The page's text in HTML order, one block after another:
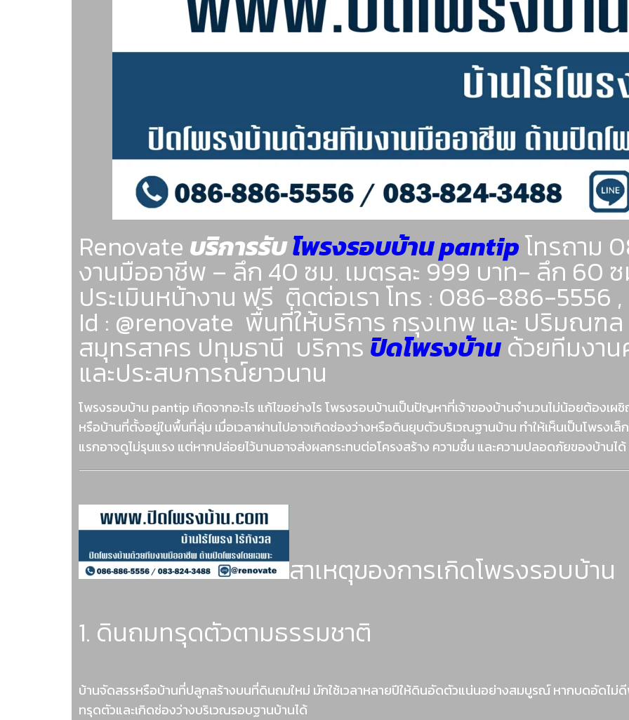
Renovate บริการรับโพรงรอบบ้าน pantipโทรถาม
งานมืออาชีพ – ลึก 40 ซม. เมตรละ 999 บาท- ลึก 60 ซ
ประเมินหน้างาน ฟรี ติดต่อเรา โทร : 086-886-
Id : @renovate พื้นที่ให้บริการ กรุงเทพ และ ปริมณฑ
สมุทรสาคร ปทุมธานี บริการ ปิดโพรงบ้านด้วยทีมงา
และประสบการณ์ยาวนาน
โพรงรอบบ้าน pantip เกิดจากอะไร แก้ไขอย่างไร โพรงรอบบ้านเป็นปัญหาที่เจ้าของบ้านจำนวนไม่น้อยต้องเ
หรือบ้านที่ตั้งอยู่ในพื้นที่ลุ่ม เมื่อเวลาผ่านไปอาจเกิดช่องว่างหรือดินยุบตัวบริเวณฐานบ้าน ทำให้เห็นเป็นโพรง
แรกอาจดูไม่รุนแรง แต่หากปล่อยไว้นานอาจส่งผลกระทบต่อโครงสร้าง ความชื้น และความปลอดภัยของบ้านได้
สาเหตุของการเกิดโพรงรอบบ้าน
1. ดินถมทรุดตัวตามธรรมชาติ
บ้านจัดสรรหรือบ้านที่ปลูกสร้างบนที่ดินถมใหม่ มักใช้เวลาหลายปีให้ดินอัดตัวแน่นอย่างสมบูรณ์ หากบดอัดไม่ดี
ทรุดตัวและเกิดช่องว่างบริเวณรอบฐานบ้านได้